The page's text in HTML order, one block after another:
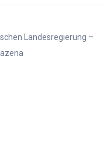
Landesregierung –